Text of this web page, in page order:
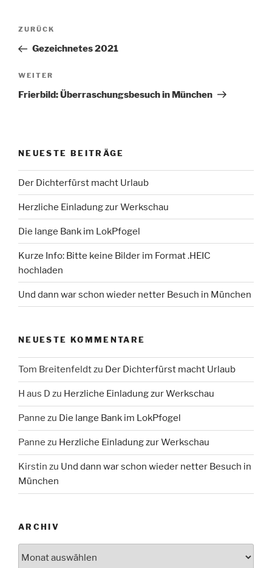
Beitragsnavigation
Vorheriger
Beitrag
ZURÜCK
Gezeichnetes 2021
Nächster
Beitrag
WEITER
Frierbild: Überraschungsbesuch in München
NEUESTE BEITRÄGE
Der Dichterfürst macht Urlaub
Herzliche Einladung zur Werkschau
Die lange Bank im LokPfogel
Kurze Info: Bitte keine Bilder im Format .HEIC
hochladen
Und dann war schon wieder netter Besuch in München
NEUESTE KOMMENTARE
Tom Breitenfeldtzu Der Dichterfürst macht Urlaub
H aus D zu Herzliche Einladung zur Werkschau
Panne zu Die lange Bank im LokPfogel
Panne zu Herzliche Einladung zur Werkschau
Kirstin zu Und dann war schon wieder netter Besuch in
München
ARCHIV